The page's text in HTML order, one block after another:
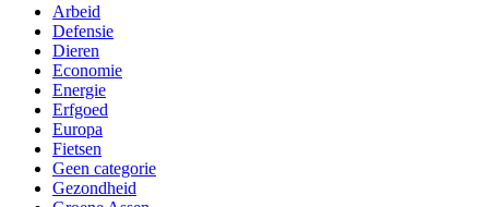
Arbeid
Defensie
Dieren
Economie
Energie
Erfgoed
Europa
Fietsen
Geen categorie
Gezondheid